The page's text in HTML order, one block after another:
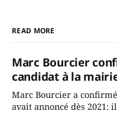
READ MORE
Marc Bourcier
candidat à la
Marc Bourcier a
avait annoncé dès 2021: